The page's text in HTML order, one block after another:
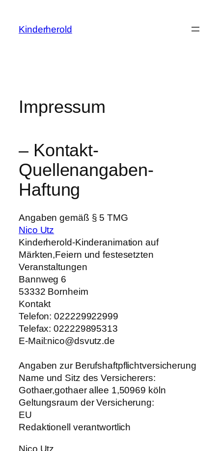
springen
Kinderherold
Impressum
– Kontakt-
Quellenangaben-
Haftung
Angaben gemäß § 5 TMG
Nico Utz
Kinderherold-Kinderanimation auf
Märkten,Feiern und festesetzten
Veranstaltungen
Bannweg 6
53332 Bornheim
Kontakt
Telefon: 022229922999
Telefax: 022229895313
E-Mail:nico@dsvutz.de
Angaben zur Berufshaftpflichtversicherung
Name und Sitz des Versicherers:
Gothaer,gothaer allee 1,50969 köln
Geltungsraum der Versicherung:
EU
Redaktionell verantwortlich
Nico Utz